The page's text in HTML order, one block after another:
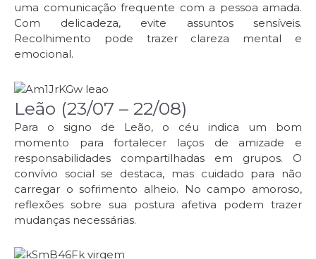
uma comunicação frequente com a pessoa amada.
Com delicadeza, evite assuntos sensíveis.
Recolhimento pode trazer clareza mental e
emocional.
Leão (23/07 – 22/08)
Para o signo de Leão, o céu indica um bom
momento para fortalecer laços de amizade e
responsabilidades compartilhadas em grupos. O
convívio social se destaca, mas cuidado para não
carregar o sofrimento alheio. No campo amoroso,
reflexões sobre sua postura afetiva podem trazer
mudanças necessárias.